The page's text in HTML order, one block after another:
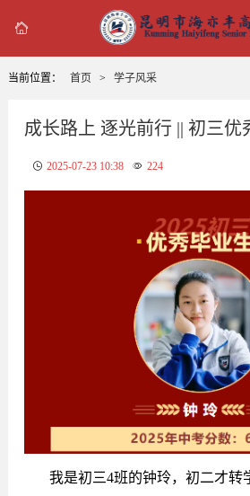

当前位置： 首页 > 学子风采
成长路上 逐光前行 || 初三优
2025-07-23 10:38 224
我是初三4班的钟玲，初二才转